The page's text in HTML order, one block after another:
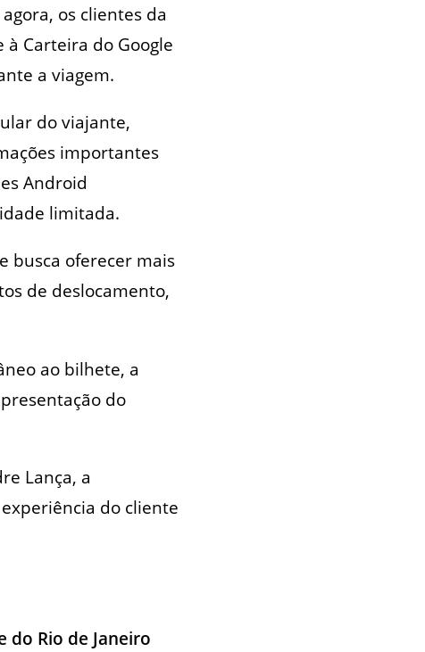
os clientes da
Carteira do Google
a viagem.
do viajante,
importantes
Android
limitada.
busca oferecer mais
de deslocamento,
ao bilhete, a
do
Lança, a
do cliente
do Rio de Janeiro